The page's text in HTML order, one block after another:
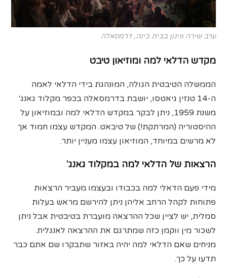
ערב שירה וניגון בבית בינה, דרמסאלה
מקדש הדלאי למה ומוזיאון טיבט
הממשלה הטיבטית הגולה, המונהגת בידי הדלאי לאמה
ה-14 טנזין גיאטסו, יושבת בדרמסאלה בכפר מקלוד גאנג'
משנת 1959, ניתן לבקר במקדש הדלאי למה ובמוזיאון על
ההיסטוריה (המרתקת!) של טיבאט. המקדש עצמו חמוד אך
לא מרשים במיוחד, המוזיאון עצמו מעניין יותר.
הרצאות של הדלאי למה במקלוד גאנג'
מידי פעם הדאלי למה בכבודו ובעצמו מעביר הרצאות
פתוחות לקהל הרחב אליהן ניתן להירשם מראש בעלות
סמלית, יש לציין שכל ההרצאה מועברת בטיבטית אבל ניתן
לשכור מין ווקמן כזה שמתרגם את ההרצאה לאנגלית.
מניחים שאם הדלאי למה יהיה באזור שתבקרו שם אתם כבר
תדעו על כך.